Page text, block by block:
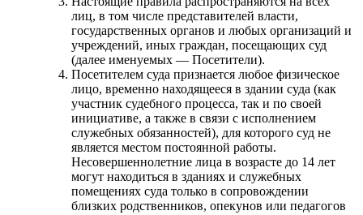
лиц, в том числе представителей власти,
государственных органов и любых организаций и
учреждений, иных граждан, посещающих суд
(далее именуемых — Посетители).
Посетителем суда признается любое физическое
лицо, временно находящееся в здании суда (как
участник судебного процесса, так и по своей
инициативе, а также в связи с исполнением
служебных обязанностей), для которого суд не
является местом постоянной работы.
Несовершеннолетние лица в возрасте до 14 лет
могут находиться в зданиях и служебных
помещениях суда только в сопровождении
близких родственников, опекунов или педагогов